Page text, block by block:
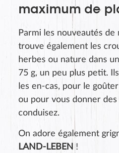
maximum de
Parmi les nouveautés de
trouve également les
herbes ou nature dans
75 g, un peu plus petit.
les en-cas, pour le
ou pour vous donner
conduisez.
On adore également
LAND-LEBEN !